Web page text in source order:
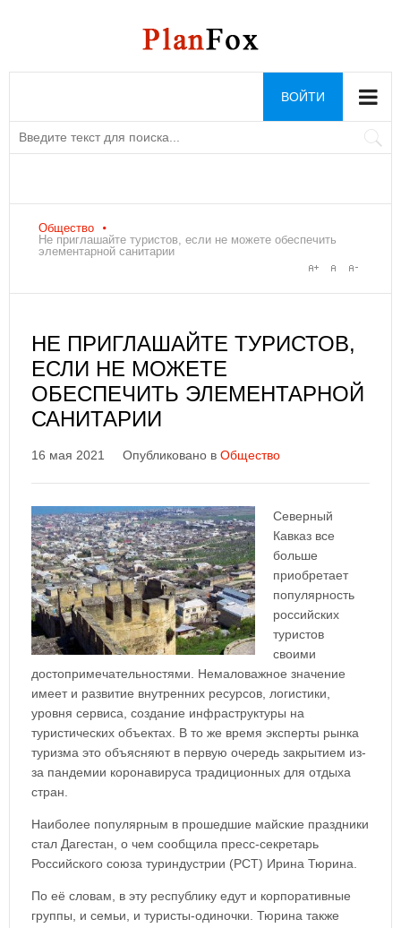
ВОЙТИ
Общество
Не приглашайте туристов, если не можете обеспечить
элементарной санитарии
НЕ ПРИГЛАШАЙТЕ ТУРИСТОВ,
ЕСЛИ НЕ МОЖЕТЕ
ОБЕСПЕЧИТЬ ЭЛЕМЕНТАРНОЙ
САНИТАРИИ
16 мая 2021 Опубликовано в Общество
Северный
Кавказ все
больше
приобретает
популярность
российских
туристов
своими
достопримечательностями. Немаловажное значение
имеет и развитие внутренних ресурсов, логистики,
уровня сервиса, создание инфраструктуры на
туристических объектах. В то же время эксперты рынка
туризма это объясняют в первую очередь закрытием из-
за пандемии коронавируса традиционных для отдыха
стран.
Наиболее популярным в прошедшие майские праздники
стал Дагестан, о чем сообщила пресс-секретарь
Российского союза туриндустрии (РСТ) Ирина Тюрина.
По её словам, в эту республику едут и корпоративные
группы, и семьи, и туристы-одиночки. Тюрина также